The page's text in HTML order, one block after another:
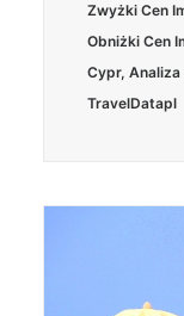
Zwyżki Cen
Obniżki Cen
Cypr,
TravelDatapl